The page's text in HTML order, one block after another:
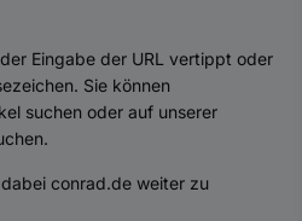
Eingabe der URL vertippt oder
Sie können
suchen oder auf unserer
conrad.de weiter zu